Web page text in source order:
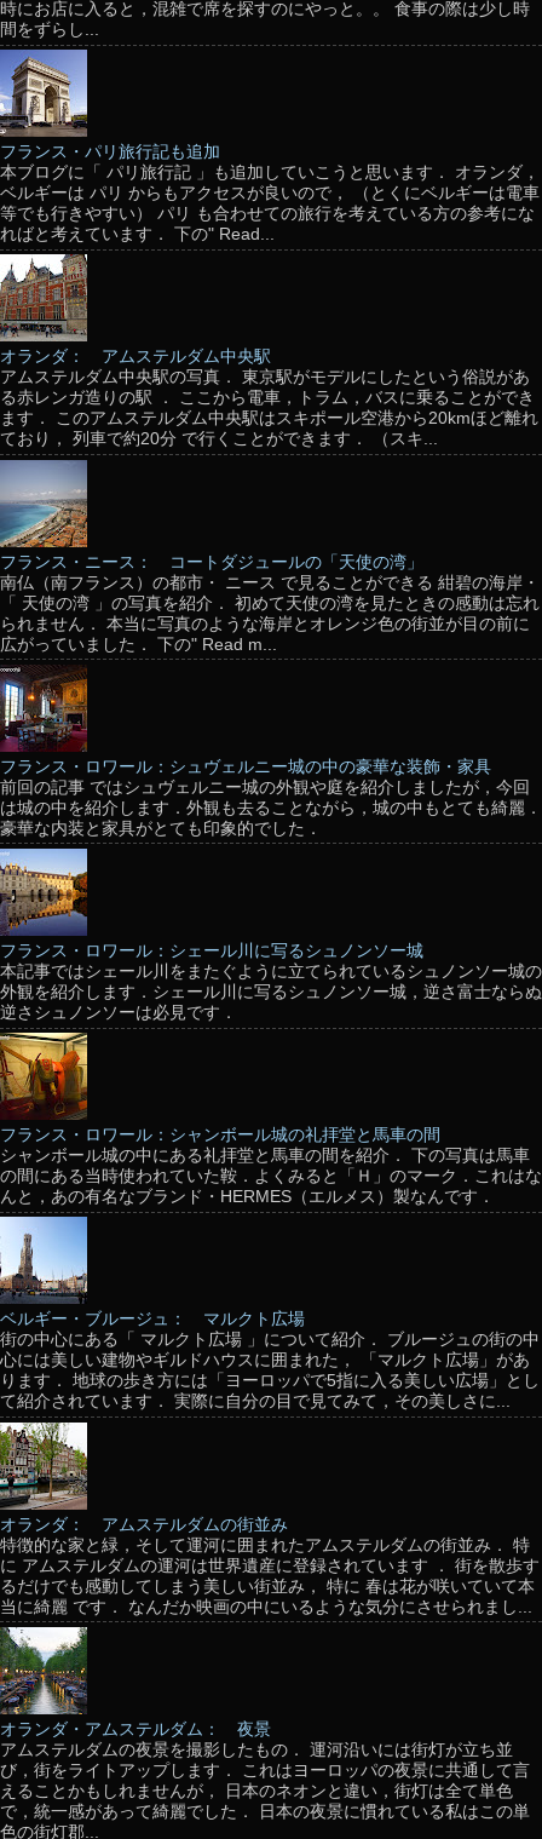
時にお店に入ると，混雑で席を探すのにやっと。。 食事の際は少し時
間をずらし...
フランス・パリ旅行記も追加
本ブログに「 パリ旅行記 」も追加していこうと思います． オランダ，
ベルギーは パリ からもアクセスが良いので， （とくにベルギーは電車
等でも行きやすい） パリ も合わせての旅行を考えている方の参考にな
ればと考えています． 下の" Read...
オランダ： アムステルダム中央駅
アムステルダム中央駅の写真． 東京駅がモデルにしたという俗説があ
る赤レンガ造りの駅 ． ここから電車，トラム，バスに乗ることができ
ます． このアムステルダム中央駅はスキポール空港から20kmほど離れ
ており， 列車で約20分 で行くことができます． （スキ...
フランス・ニース： コートダジュールの「天使の湾」
南仏（南フランス）の都市・ ニース で見ることができる 紺碧の海岸・
「 天使の湾 」の写真を紹介． 初めて天使の湾を見たときの感動は忘れ
られません． 本当に写真のような海岸とオレンジ色の街並が目の前に
広がっていました． 下の" Read m...
フランス・ロワール：シュヴェルニー城の中の豪華な装飾・家具
前回の記事 ではシュヴェルニー城の外観や庭を紹介しましたが，今回
は城の中を紹介します．外観も去ることながら，城の中もとても綺麗．
豪華な内装と家具がとても印象的でした．
フランス・ロワール：シェール川に写るシュノンソー城
本記事ではシェール川をまたぐように立てられているシュノンソー城の
外観を紹介します．シェール川に写るシュノンソー城，逆さ富士ならぬ
逆さシュノンソーは必見です．
フランス・ロワール：シャンボール城の礼拝堂と馬車の間
シャンボール城の中にある礼拝堂と馬車の間を紹介． 下の写真は馬車
の間にある当時使われていた鞍．よくみると「Ｈ」のマーク．これはな
んと，あの有名なブランド・HERMES（エルメス）製なんです．
ベルギー・ブルージュ： マルクト広場
街の中心にある「 マルクト広場 」について紹介． ブルージュの街の中
心には美しい建物やギルドハウスに囲まれた， 「マルクト広場」があ
ります． 地球の歩き方には「ヨーロッパで5指に入る美しい広場」とし
て紹介されています． 実際に自分の目で見てみて，その美しさに...
オランダ： アムステルダムの街並み
特徴的な家と緑，そして運河に囲まれたアムステルダムの街並み． 特
に アムステルダムの運河は世界遺産に登録されています ． 街を散歩す
るだけでも感動してしまう美しい街並み， 特に 春は花が咲いていて本
当に綺麗 です． なんだか映画の中にいるような気分にさせられまし...
オランダ・アムステルダム： 夜景
アムステルダムの夜景を撮影したもの． 運河沿いには街灯が立ち並
び，街をライトアップします． これはヨーロッパの夜景に共通して言
えることかもしれませんが， 日本のネオンと違い，街灯は全て単色
で，統一感があって綺麗でした． 日本の夜景に慣れている私はこの単
色の街灯郡...